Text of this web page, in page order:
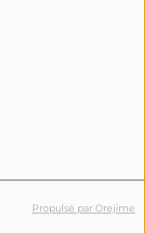
Propulsé par Orejime
le viaduc de
deux
15 mai